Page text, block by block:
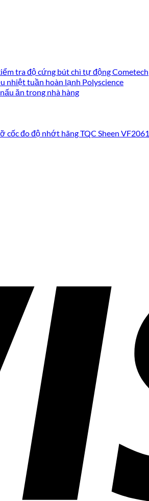
tra độ cứng bút chì tự động Cometech
nhiệt tuần hoàn lạnh Polyscience
ăn trong nhà hàng
cốc đo độ nhớt hãng TQC Sheen VF2061